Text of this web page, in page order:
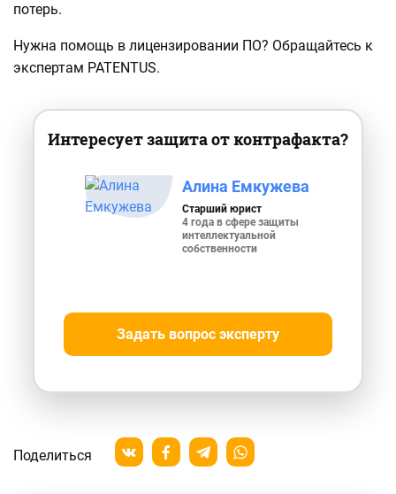
потерь.
Нужна помощь в лицензировании ПО? Обращайтесь к
экспертам PATENTUS.
Интересует защита от контрафакта?
Алина Емкужева
Старший юрист
4 года в сфере защиты
интеллектуальной
собственности
Задать вопрос эксперту
Поделиться